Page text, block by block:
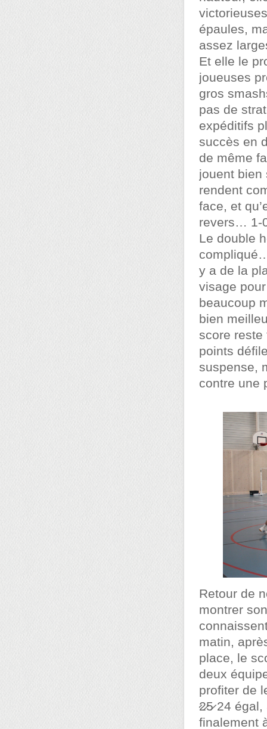
épaules,
assez
Et elle le
joueuses
gros
pas de
expéditifs
succès en
de même
jouent bien
rendent
face, et
revers… 1-
Le double
y a de la
visage
beaucoup
bien
score reste
points
suspense,
contre une
Retour de
montrer
matin,
place, le
deux
profiter de
̷2̷5̷ 24 égal,
finalement